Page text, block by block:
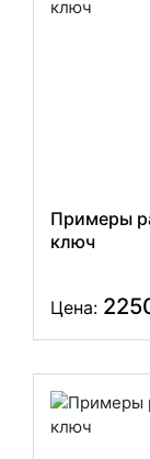
Примеры
ключ
Цена: